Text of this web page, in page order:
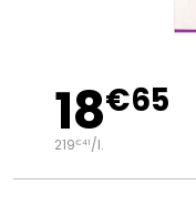
18€65
219€41/l.